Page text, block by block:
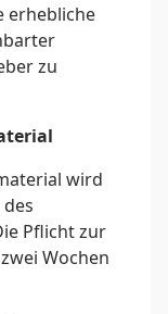
erhebliche
zu
wird
Pflicht zur
Wochen